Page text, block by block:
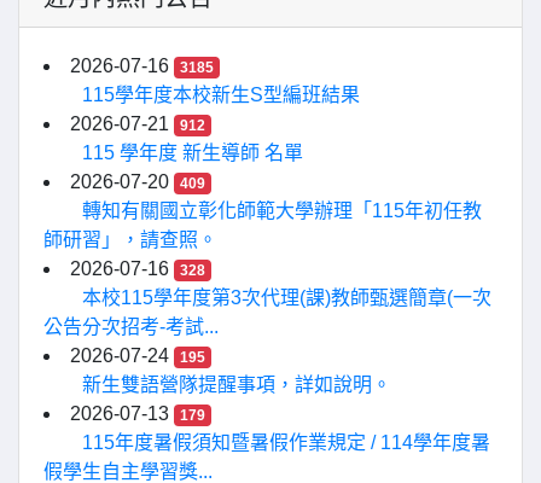
2026-07-16 3185
115學年度本校新生S型編班結果
2026-07-21
912
115 學年度 新生導師 名單
2026-07-20
409
轉知有關國立彰化師範大學辦理「115年初任教
師研習」，請查照。
2026-07-16
328
本校115學年度第3次代理(課)教師甄選簡章(一次
公告分次招考-考試...
2026-07-24
195
新生雙語營隊提醒事項，詳如說明。
2026-07-13
179
115年度暑假須知暨暑假作業規定 / 114學年度暑
假學生自主學習獎...